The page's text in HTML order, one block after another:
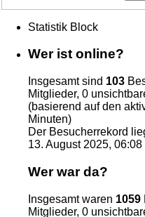
Statistik Block
Wer ist online?
Insgesamt sind 103
Mitglieder, 0
(basierend auf den
Minuten)
Der Besucherrekord
13. August 2025,
Wer war da?
Insgesamt waren 1059
Mitglieder, 0